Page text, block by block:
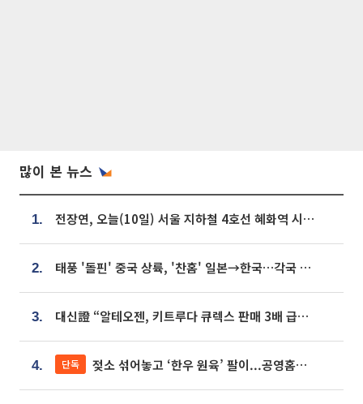
많이 본 뉴스
1. 전장연, 오늘(10일) 서울 지하철 4호선 혜화역 시위…1호선 용산역 무정차
2. 태풍 '돌핀' 중국 상륙, '찬홈' 일본→한국…각국 기상청 예상 경로는?
3. 대신證 “알테오젠, 키트루다 큐렉스 판매 3배 급증…목표가 41만원 상향”
4. 단독 젖소 섞어놓고 ‘한우 원육’ 팔이...공영홈쇼핑 표기·검증 구멍